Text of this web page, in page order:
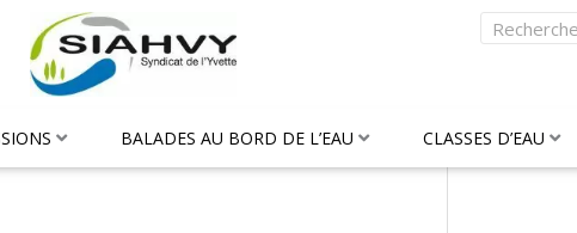
Rechercher
BALADES AU BORD DE L’EAU CLASSES D’EAU